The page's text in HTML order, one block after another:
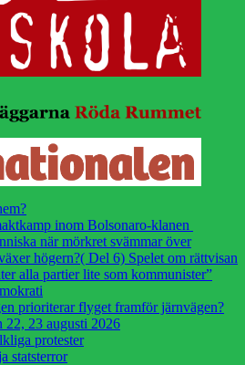
inom Bolsonaro-klanen
när mörkret svämmar över
högern?( Del 6) Spelet om rättvisan
alla partier lite som kommunister”
prioriterar flyget framför järnvägen?
23 augusti 2026
protester
statsterror